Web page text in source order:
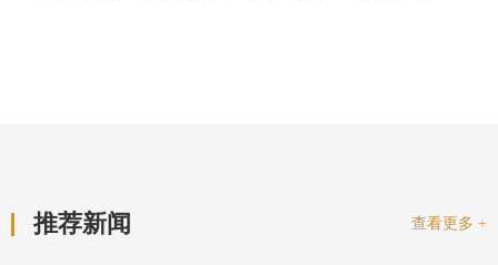
推荐新闻 查看更多 +